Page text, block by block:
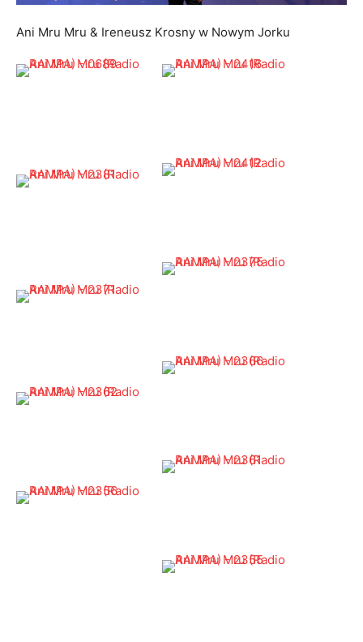
Ani Mru Mru & Ireneusz Krosny w Nowym Jorku